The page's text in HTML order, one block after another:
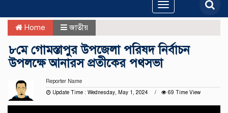
Toggle
navigation
Home জাতীয়
৮মে গোমস্তাপুর উপজেলা পরিষদ নির্বাচন
উপলক্ষে আনারস প্রতীকের পথসভা
Reporter Name
Update Time : Wednesday, May 1, 2024
69 Time View